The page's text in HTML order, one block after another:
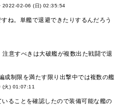
2022-02-06 (日) 02:35:54
ね。単艦で退避できたりするんだろう
意すべきは大破艦が複数出た戦闘で退
成制限を満たす限り出撃中では複数の艦
(火) 01:07:11
ることを確認したので装備可能な艦の